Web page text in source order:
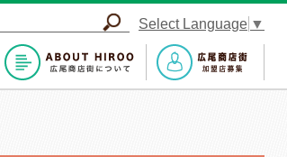
Select Language ▼